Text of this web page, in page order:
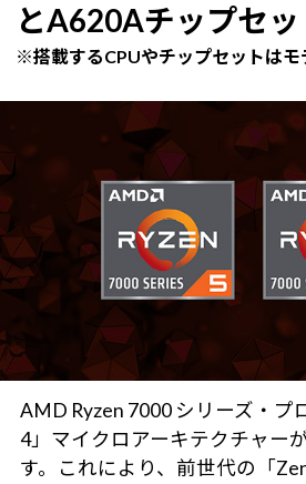
とA620Aチップセッ
※搭載するCPUやチップセットはモ
AMD Ryzen 7000 シリーズ・プ
4」マイクロアーキテクチャー
す。これにより、前世代の「